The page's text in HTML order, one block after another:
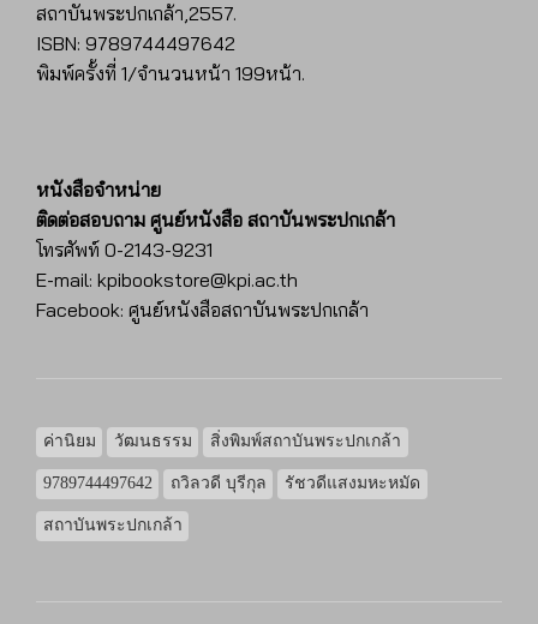
สถาบันพระปกเกล้า,2557.
ISBN: 9789744497642
พิมพ์ครั้งที่ 1/จำนวนหน้า 199หน้า.
หนังสือจำหน่าย
ติดต่อสอบถาม ศูนย์หนังสือ สถาบันพระปกเกล้า
โทรศัพท์ 0-2143-9231
E-mail: kpibookstore@kpi.ac.th
Facebook: ศูนย์หนังสือสถาบันพระปกเกล้า
ค่านิยม วัฒนธรรม สิ่งพิมพ์สถาบันพระปกเกล้า
9789744497642 ถวิลวดี บุรีกุล รัชวดีแสงมหะหมัด
สถาบันพระปกเกล้า